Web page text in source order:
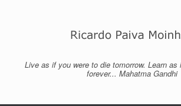
Live as if you were to die tomorrow. Learn
forever... Mahatma Gandhi